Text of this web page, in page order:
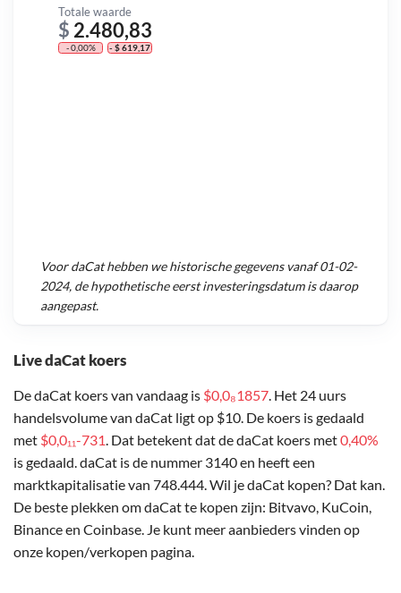
Live daCat koers
De daCat koers van vandaag is $0,0₈1857. Het 24 uurs
handelsvolume van daCat ligt op $10. De koers is gedaald
met $0,0₁₁-731. Dat betekent dat de daCat koers met0,40%
is gedaald. daCat is de nummer 3140 en heeft een
marktkapitalisatie van 748.444. Wil je daCat kopen? Dat kan.
De beste plekken om daCat te kopen zijn: Bitvavo, KuCoin,
Binance en Coinbase. Je kunt meer aanbieders vinden op
onze kopen/verkopen pagina.
Totale waarde
$ 2.480,83
- 0,00% - $ 619,17
VoordaCathebben we historische gegevens vanaf01-02-
2024, de hypothetische eerst investeringsdatum is daarop
aangepast.